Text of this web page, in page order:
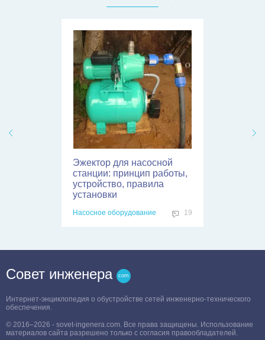
Принудительная
вентиляция в погребе:
правила и схемы
обустройства
Проектирование и расчеты
Совет инженера
Интернет-энциклопедия о обустройстве сетей инженерно-технического
обеспечения.
© 2016–2026 - sovet-ingenera.com. Все права защищены. Использование
материалов сайта разрешено только с согласия правообладателей.